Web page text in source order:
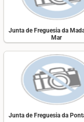
Junta de Freguesia da
Mar
Junta de Freguesia da